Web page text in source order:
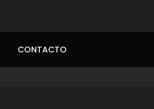
CONTACTO